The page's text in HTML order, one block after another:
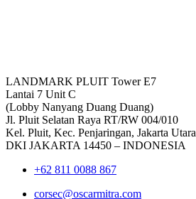
LANDMARK PLUIT Tower E7
Lantai 7 Unit C
(Lobby Nanyang Duang Duang)
Jl. Pluit Selatan Raya RT/RW 004/010
Kel. Pluit, Kec. Penjaringan, Jakarta Utara
DKI JAKARTA 14450 – INDONESIA
+62 811 0088 867
corsec@oscarmitra.com